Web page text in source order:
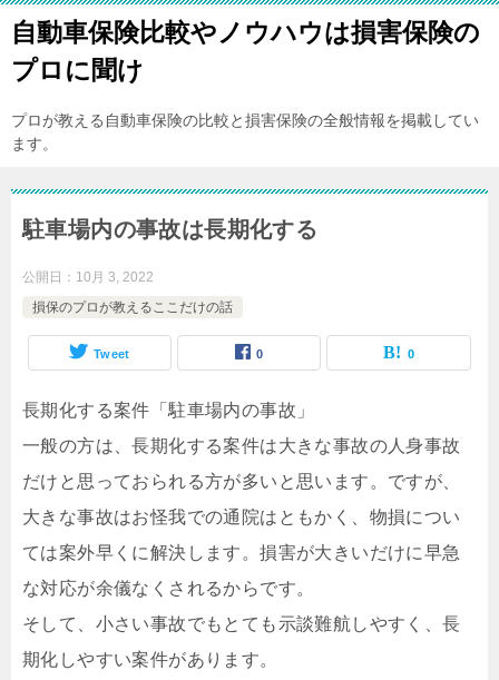
自動車保険比較やノウハウは損害保険の
プロに聞け
プロが教える自動車保険の比較と損害保険の全般情報を掲載してい
ます。
駐車場内の事故は長期化する
公開日： 10月 3, 2022
損保のプロが教えるここだけの話
Tweet 0 0
長期化する案件「駐車場内の事故」
一般の方は、長期化する案件は大きな事故の人身事故
だけと思っておられる方が多いと思います。ですが、
大きな事故はお怪我での通院はともかく、物損につい
ては案外早くに解決します。損害が大きいだけに早急
な対応が余儀なくされるからです。
そして、小さい事故でもとても示談難航しやすく、長
期化しやすい案件があります。